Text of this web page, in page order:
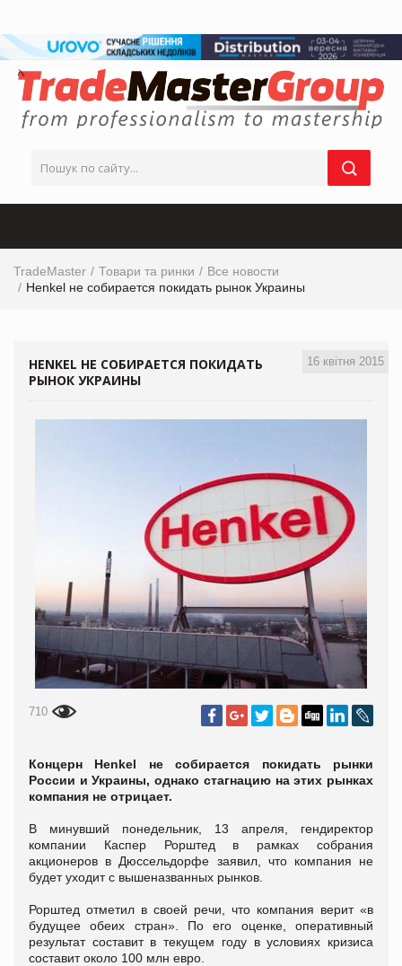
TradeMaster Товари та ринки
Все новости
Henkel не собирается покидать рынок Украины
16 квітня 2015
HENKEL НЕ СОБИРАЕТСЯ ПОКИДАТЬ
РЫНОК УКРАИНЫ
710
Концерн Henkel не собирается покидать рынки
России и Украины, однако стагнацию на этих рынках
компания не отрицает.
В минувший понедельник, 13 апреля, гендиректор
компании Каспер Рорштед в рамках собрания
акционеров в Дюссельдорфе заявил, что компания не
будет уходит с вышеназванных рынков.
Рорштед отметил в своей речи, что компания верит «в
будущее обеих стран». По его оценке, оперативный
результат составит в текущем году в условиях кризиса
составит около 100 млн евро.